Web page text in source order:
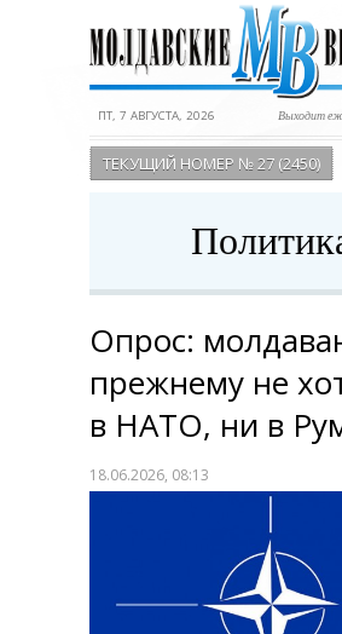
ПТ, 7 АВГУСТА, 2026 Выходит
ТЕКУЩИЙ НОМЕР № 27 (2450)
Опрос:
прежнему не
в НАТО, ни в
18.06.2026, 08:13